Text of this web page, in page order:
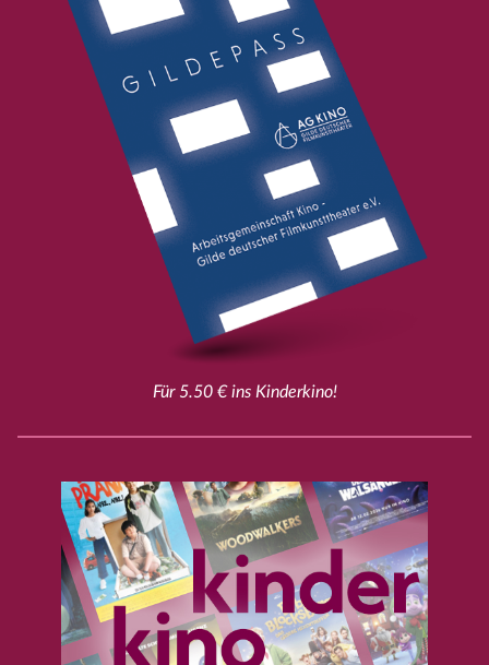
Für 5.50 € ins Kinderkino!